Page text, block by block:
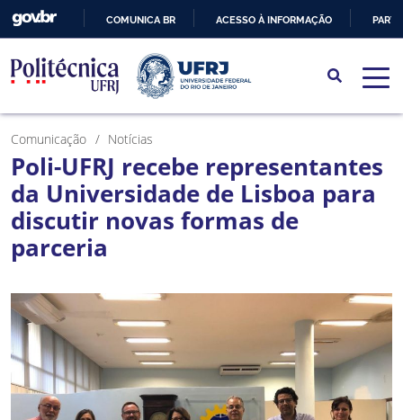
PARA
O
CONTEÚDO
COMUNICA BR ACESSO À INFORMAÇÃO
Comunicação Notícias
Poli-UFRJ recebe representantes
da Universidade de Lisboa para
discutir novas formas de
parceria